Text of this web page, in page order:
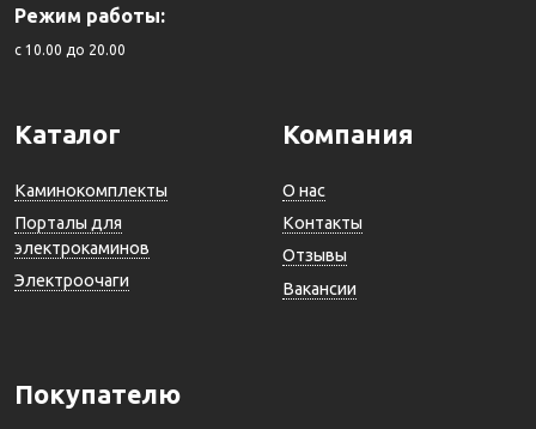
Режим работы:
c 10.00 до 20.00
Каталог
Каминокомплекты
Порталы для
электрокаминов
Электроочаги
Компания
О нас
Контакты
Отзывы
Вакансии
Покупателю